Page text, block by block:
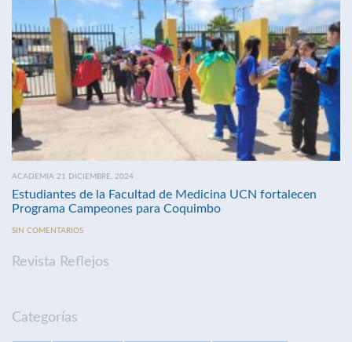
ACADEMIA 21 DICIEMBRE, 2024
Estudiantes de la Facultad de Medicina UCN fortalecen
Programa Campeones para Coquimbo
SIN COMENTARIOS
Revista Reflejos
Categorías